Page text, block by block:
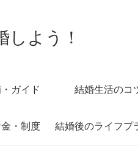
しよう！
ガイド 結婚生活のコ
・制度